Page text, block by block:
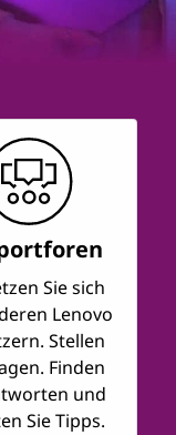
Sie sich
Lenovo
Stellen
Finden
und
Sie Tipps.